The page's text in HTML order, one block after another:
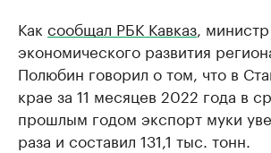
Как сообщал РБК Кавказ , министр
экономического развития
Полюбин говорил о том, что в
крае за 11 месяцев 2022 года в
прошлым годом экспорт муки
раза и составил 131,1 тыс. тонн.